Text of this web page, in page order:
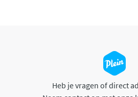
Heb je vragen of direct